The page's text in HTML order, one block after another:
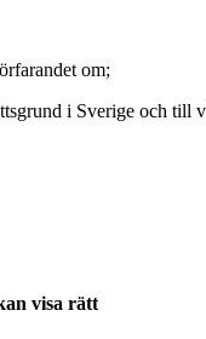
om;
i Sverige och till
visa rätt